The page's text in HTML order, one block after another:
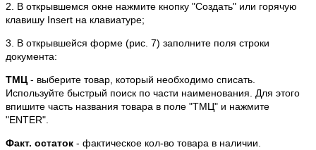
2. В открывшемся окне нажмите кнопку "Создать" или горячую
клавишу Insert на клавиатуре;
3. В открывшейся форме (рис. 7) заполните поля строки
документа:
ТМЦ- выберите товар, который необходимо списать.
Используйте быстрый поиск по части наименования. Для этого
впишите часть названия товара в поле "ТМЦ" и нажмите
"ENTER".
Факт. остаток - фактическое кол-во товара в наличии.